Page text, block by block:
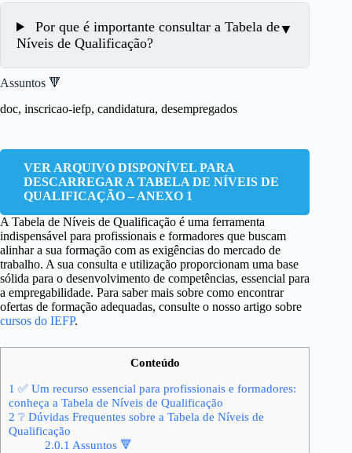
Por que é importante consultar a Tabela de
Níveis de Qualificação?
Assuntos 🔻
doc, inscricao-iefp, candidatura, desempregados
VER ARQUIVO DISPONÍVEL PARA
DESCARREGAR A TABELA DE NÍVEIS DE
QUALIFICAÇÃO – ANEXO 1
A Tabela de Níveis de Qualificação é uma ferramenta
indispensável para profissionais e formadores que buscam
alinhar a sua formação com as exigências do mercado de
trabalho. A sua consulta e utilização proporcionam uma base
sólida para o desenvolvimento de competências, essencial para
a empregabilidade. Para saber mais sobre como encontrar
ofertas de formação adequadas, consulte o nosso artigo sobre
cursos do IEFP.
Conteúdo
1 ✅ Um recurso essencial para profissionais e formadores:
conheça a Tabela de Níveis de Qualificação
2 ❔ Dúvidas Frequentes sobre a Tabela de Níveis de
Qualificação
2.0.1 Assuntos 🔻